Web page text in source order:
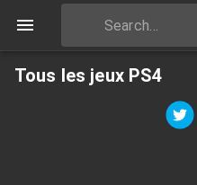
Tous les jeux PS4